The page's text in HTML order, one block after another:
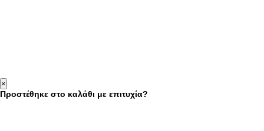
×
Προστέθηκε στο καλάθι με επιτυχία?